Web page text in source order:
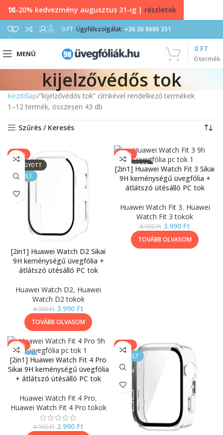
0 0 FT Ügyfélszolgálat: +36 30 8686 351
MENÜ
0termék
0 FT
kijelzővédős tok
Kezdőlap “kijelzővédős tok” címkével rendelkező termékek
1–12 termék, összesen 43 db
Szűrés / Keresés
-20%
ELFOGYOTT
KIEMELT
[2in1] Huawei Watch D2 Sikai
9H keménységű üvegfólia +
átlátszó ütésálló PC tok
Huawei Watch D2, Huawei
Watch D2 tokok
4.990Ft 3.990 Ft
TOVÁBB OLVASOM
-20%
ELFOGYOTT
KIEMELT
[2in1] Huawei Watch Fit 3 Sikai
9H keménységű üvegfólia +
átlátszó ütésálló PC tok
Huawei Watch Fit 3, Huawei
Watch Fit 3 tokok
4.990Ft 3.990 Ft
TOVÁBB OLVASOM
-40%
KIEMELT
[2in1] Huawei Watch Fit 4 Pro
Sikai 9H keménységű üvegfólia
+ átlátszó ütésálló PC tok
Huawei Watch Fit 4 Pro,
Huawei Watch Fit 4 Pro tokok
4.990Ft 2.990 Ft
-40%
KIEMELT
10-20% kedvezmény augusztus 31-ig | részletek